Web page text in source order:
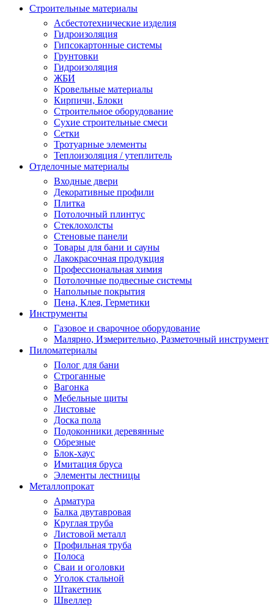
Строительные материалы
Асбестотехнические изделия
Гидроизоляция
Гипсокартонные системы
Грунтовки
Гидроизоляция
ЖБИ
Кровельные материалы
Кирпичи, Блоки
Строительное оборудование
Сухие строительные смеси
Сетки
Тротуарные элементы
Теплоизоляция / утеплитель
Отделочные материалы
Входные двери
Декоративные профили
Плитка
Потолочный плинтус
Стеклохолсты
Стеновые панели
Товары для бани и сауны
Лакокрасочная продукция
Профессиональная химия
Потолочные подвесные системы
Напольные покрытия
Пена, Клея, Герметики
Инструменты
Газовое и сварочное оборудование
Малярно, Измерительно, Разметочный инструмент
Пиломатериалы
Полог для бани
Строганные
Вагонка
Мебельные щиты
Листовые
Доска пола
Подоконники деревянные
Обрезные
Блок-хаус
Имитация бруса
Элементы лестницы
Металлопрокат
Арматура
Балка двутавровая
Круглая труба
Листовой металл
Профильная труба
Полоса
Сваи и оголовки
Уголок стальной
Штакетник
Швеллер